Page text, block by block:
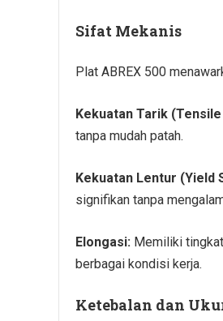
Sifat Mekanis
Plat ABREX 500
Kekuatan Tarik
tanpa mudah patah.
Kekuatan Lentur (Yield
signifikan tanpa
Elongasi: Memiliki
berbagai kondisi kerja.
Ketebalan dan